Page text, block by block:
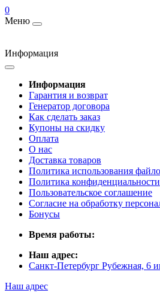
0
Меню
Информация
Информация
Гарантия и возврат
Генератор договора
Как сделать заказ
Купоны на скидку
Оплата
О нас
Доставка товаров
Политика использования
Политика конфиденциальности
Пользовательское соглашение
Согласие на обработку
Бонусы
Время работы:
Наш адрес:
Санкт-Петербург Рубежная, 6
Наш адрес